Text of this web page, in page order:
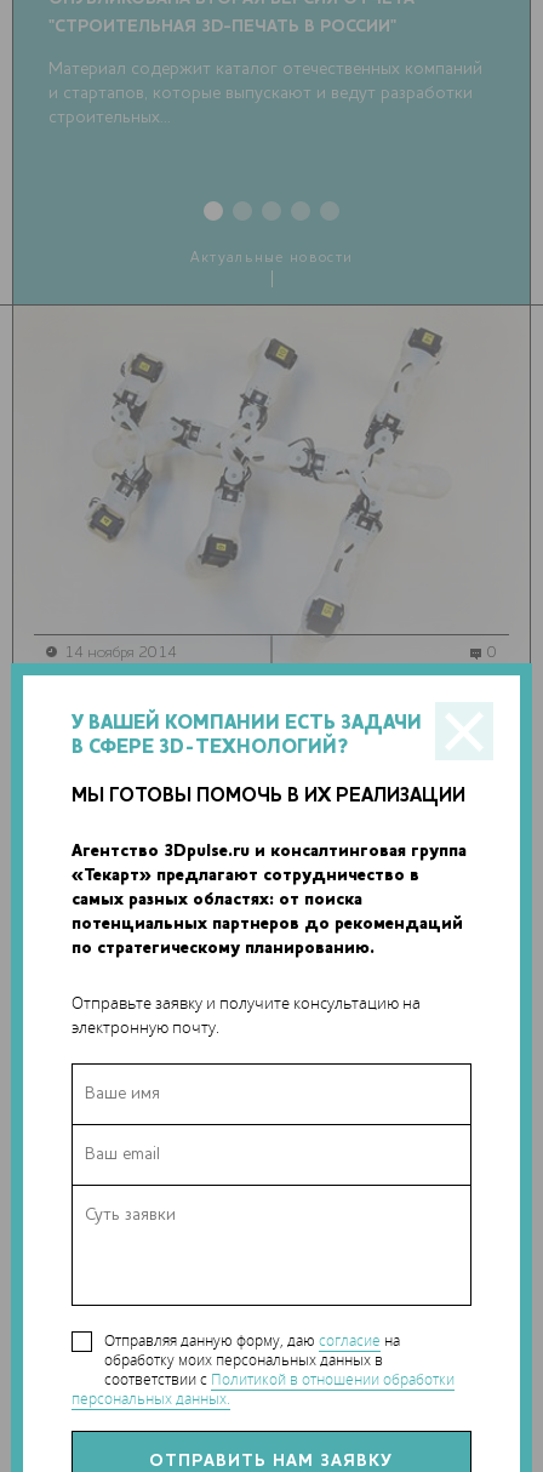
У ВАШЕЙ КОМПАНИИ ЕСТЬ ЗАДАЧИ
В СФЕРЕ 3D-ТЕХНОЛОГИЙ?
МЫ ГОТОВЫ ПОМОЧЬ В ИХ РЕАЛИЗАЦИИ
Агентство 3Dpulse.ru и консалтинговая группа
«Текарт» предлагают сотрудничество в
самых разных областях: от поиска
потенциальных партнеров до рекомендаций
по стратегическому планированию.
Отправьте заявку и получите консультацию на
электронную почту.
Отправляя данную форму, даюсогласие на
обработку моих персональных данных в
соответствии с Политикой в отношении обработки
персональных данных.
"СТРОИТЕЛЬНАЯ 3D-ПЕЧАТЬ В РОССИИ"
Материал содержит каталог отечественных компаний
и стартапов, которые выпускают и ведут разработки
строительных...
Актуальные новости
НОРВЕЖСКИЕ РАЗРАБОТЧИКИ НАПЕЧАТАЮТ НА
3D-ПРИНТЕРЕ САМООБУЧАЮЩИХСЯ РОБОТОВ
Команда исследователей лаборатории робототехники и
интеллектуальных систем на факультете информатики
Университета Осло...
14 ноября 2014 0
роботы
КОНКУРС ГОРОД ГЕРОЕВ ИСПОЛНЯЕТ